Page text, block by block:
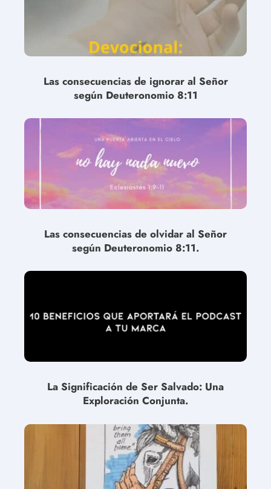
Las consecuencias de ignorar al Señor
según Deuteronomio 8:11
Las consecuencias de olvidar al Señor
según Deuteronomio 8:11.
La Significación de Ser Salvado: Una
Exploración Conjunta.